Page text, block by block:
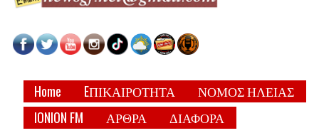
Home EΠΙΚΑΙΡΟΤΗΤΑ
ΝΟΜΟΣ ΗΛΕΙΑΣ
IONION FM
ΑΡΘΡΑ
ΔΙΑΦΟΡΑ